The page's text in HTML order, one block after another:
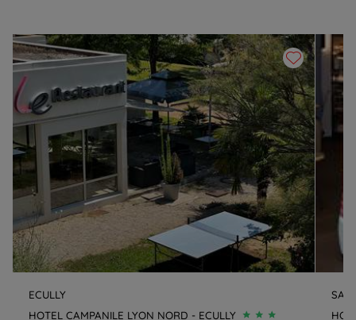
ECULLY
HOTEL CAMPANILE LYON NORD - ECULLY